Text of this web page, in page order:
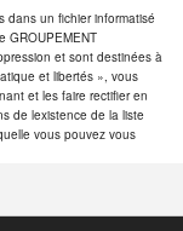
dans un fichier informatisé
GROUPEMENT
et sont destinées à
et libertés », vous
et les faire rectifier en
de lexistence de la liste
vous pouvez vous